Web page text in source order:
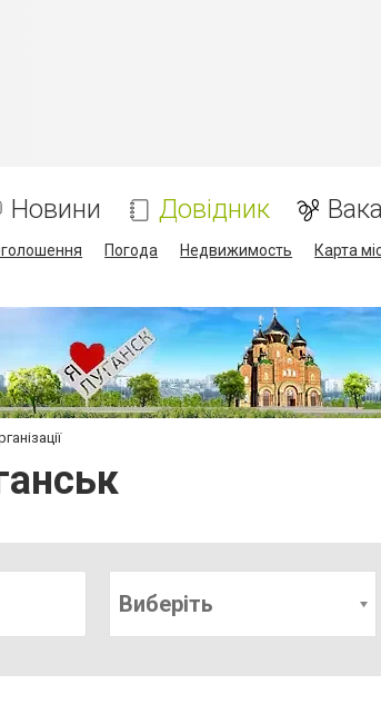
Новини Довідник
Погода Недвижимость Карта
Виберіть